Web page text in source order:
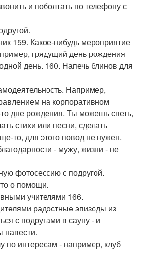
и поболтать по телефону с
159. Какое-нибудь мероприятие
грядущий день рождения
день. 160. Напечь блинов для
Например,
на корпоративном
дне рождения. Ты можешь спеть,
стихи или песни, сделать
то, для этого повод не нужен.
- мужу, жизни - не
фотосессию с подругой.
то о помощи.
учителями 166.
радостные эпизоды из
с подругами в сауну - и
навести.
по интересам - например, клуб